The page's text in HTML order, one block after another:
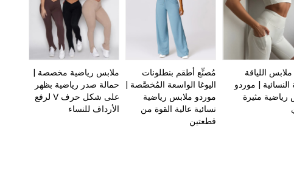
اللياقة
النسائية | موردو
رياضية مثيرة
مُصنِّع أطقم بنطلونات
اليوغا الواسعة المُخصَّصة |
موردو ملابس رياضية
نسائية عالية القوة من
قطعتين
ملابس رياضية مخصصة |
حمالة صدر رياضية بظهر
على شكل حرف V لرفع
الأرداف للنساء